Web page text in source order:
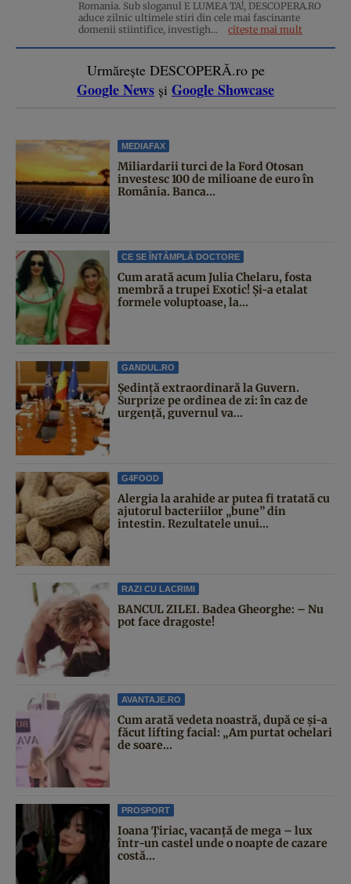
Romania. Sub sloganul E LUMEA TA!, DESCOPERA.RO
aduce zilnic ultimele stiri din cele mai fascinante
domenii stiintifice, investigh...
citește mai mult
Urmărește DESCOPERĂ.ro pe
Google News și Google Showcase
MEDIAFAX
Miliardarii turci de la Ford Otosan
investesc 100 de milioane de euro în
România. Banca...
CE SE ÎNTÂMPLĂ DOCTORE
Cum arată acum Julia Chelaru, fosta
membră a trupei Exotic! Și-a etalat
formele voluptoase, la...
GANDUL.RO
Şedinţă extraordinară la Guvern.
Surprize pe ordinea de zi: în caz de
urgență, guvernul va...
G4FOOD
Alergia la arahide ar putea fi tratată cu
ajutorul bacteriilor „bune” din
intestin. Rezultatele unui...
RAZI CU LACRIMI
BANCUL ZILEI. Badea Gheorghe: – Nu
pot face dragoste!
AVANTAJE.RO
Cum arată vedeta noastră, după ce și-a
făcut lifting facial: „Am purtat ochelari
de soare...
PROSPORT
Ioana Țiriac, vacanță de mega – lux
într-un castel unde o noapte de cazare
costă...